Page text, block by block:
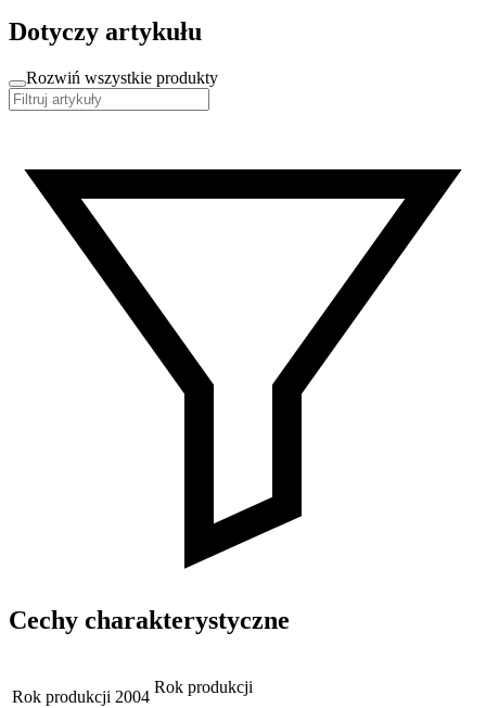
Dotyczy artykułu
Rozwiń wszystkie produkty
Cechy charakterystyczne
Rok produkcji 2004
Rok produkcji